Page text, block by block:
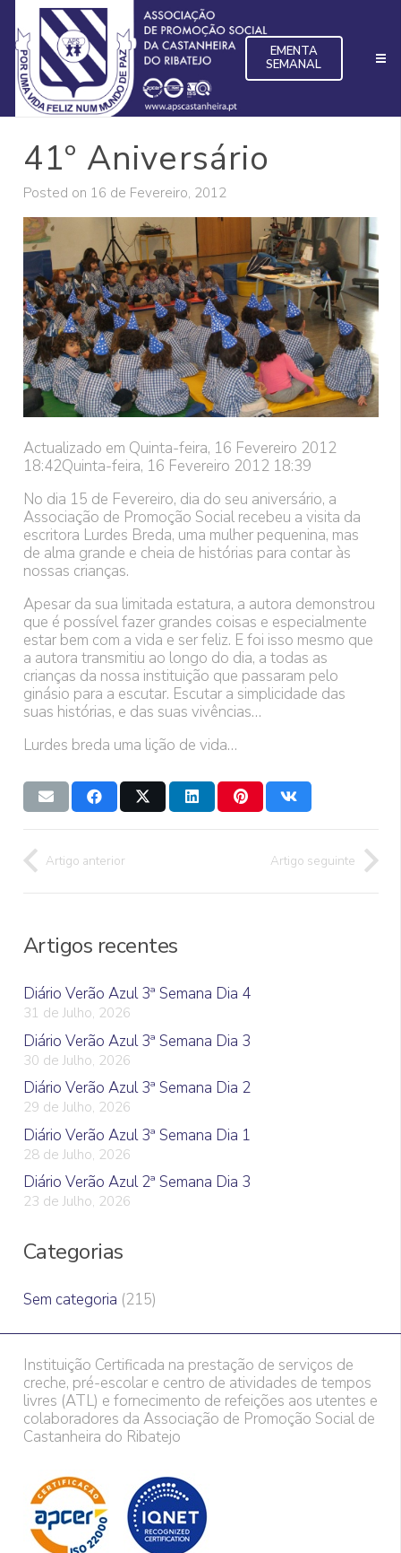
EMENTA
SEMANAL
41º Aniversário
Posted on 16 de Fevereiro, 2012
Actualizado em Quinta-feira, 16 Fevereiro 2012
18:42Quinta-feira, 16 Fevereiro 2012 18:39
No dia 15 de Fevereiro, dia do seu aniversário, a
Associação de Promoção Social recebeu a visita da
escritora Lurdes Breda, uma mulher pequenina, mas
de alma grande e cheia de histórias para contar às
nossas crianças.
Apesar da sua limitada estatura, a autora demonstrou
que é possível fazer grandes coisas e especialmente
estar bem com a vida e ser feliz. E foi isso mesmo que
a autora transmitiu ao longo do dia, a todas as
crianças da nossa instituição que passaram pelo
ginásio para a escutar. Escutar a simplicidade das
suas histórias, e das suas vivências…
Lurdes breda uma lição de vida…
Artigo anterior Artigo seguinte
Artigos recentes
Diário Verão Azul 3ª Semana Dia 4
31 de Julho, 2026
Diário Verão Azul 3ª Semana Dia 3
30 de Julho, 2026
Diário Verão Azul 3ª Semana Dia 2
29 de Julho, 2026
Diário Verão Azul 3ª Semana Dia 1
28 de Julho, 2026
Diário Verão Azul 2ª Semana Dia 3
23 de Julho, 2026
Categorias
Sem categoria (215)
Instituição Certificada na prestação de serviços de
creche, pré-escolar e centro de atividades de tempos
livres (ATL) e fornecimento de refeições aos utentes e
colaboradores da Associação de Promoção Social de
Castanheira do Ribatejo